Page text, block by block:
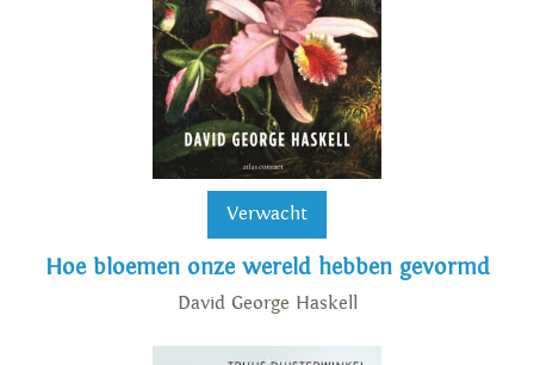
Verwacht
Hoe bloemen onze wereld hebben gevormd
David George Haskell